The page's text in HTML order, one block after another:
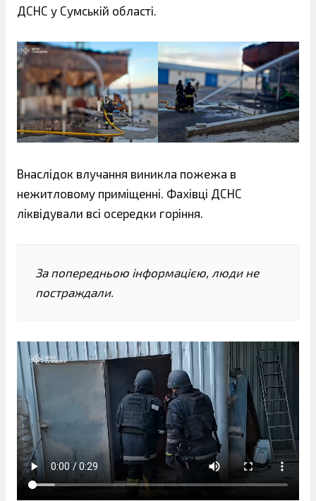
ДСНС у Сумській області.
Внаслідок влучання виникла пожежа в
нежитловому приміщенні. Фахівці ДСНС
ліквідували всі осередки горіння.
За попередньою інформацією, люди не
постраждали.